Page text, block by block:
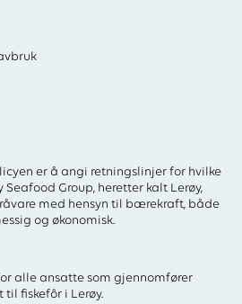
er å angi retningslinjer for hvilke
Group, heretter kalt Lerøy,
med hensyn til bærekraft, både
og økonomisk.
alle ansatte som gjennomfører
fiskefôr i Lerøy.